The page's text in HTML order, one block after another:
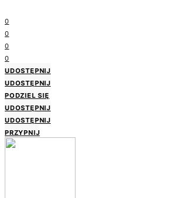
0
0
0
0
UDOSTĘPNIJ
UDOSTĘPNIJ
PODZIEL SIĘ
UDOSTĘPNIJ
UDOSTĘPNIJ
PRZYPNIJ